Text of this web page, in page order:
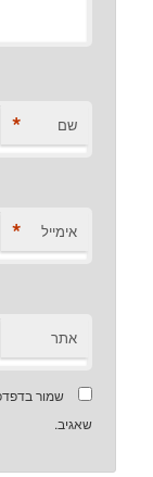
שם *
אימייל *
אתר
שמור
שאגיב.